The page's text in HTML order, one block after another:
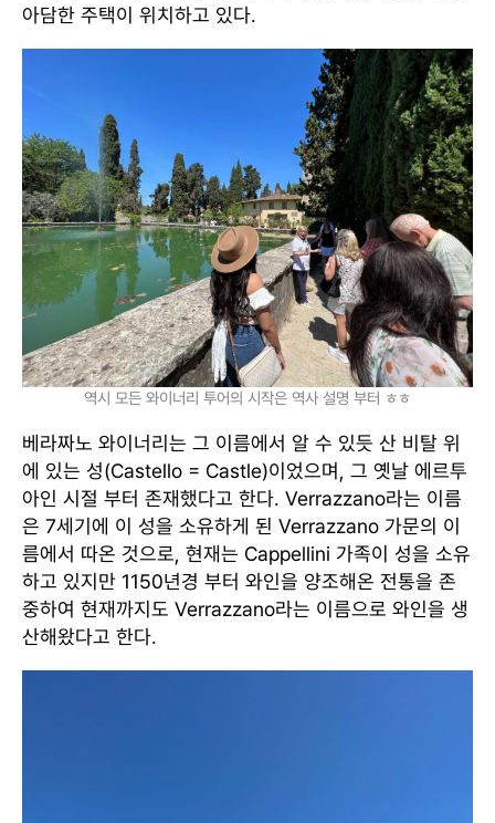
아담한 주택이 위치하고 있다.
역시 모든 와이너리 투어의 시작은 역사 설명 부터 ㅎㅎ
베라짜노 와이너리는 그 이름에서 알 수 있듯 산 비탈 위
에 있는 성(Castello = Castle)이었으며, 그 옛날 에르투
아인 시절 부터 존재했다고 한다. Verrazzano라는 이름
은 7세기에 이 성을 소유하게 된 Verrazzano 가문의 이
름에서 따온 것으로, 현재는 Cappellini 가족이 성을 소유
하고 있지만 1150년경 부터 와인을 양조해온 전통을 존
중하여 현재까지도 Verrazzano라는 이름으로 와인을 생
산해왔다고 한다.